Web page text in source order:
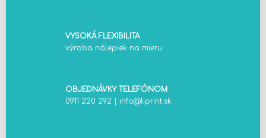
VYSOKÁ FLEXIBILITA
výroba nálepiek na mieru
OBJEDNÁVKY TELEFÓNOM
0911 220 292
info@liprint.sk